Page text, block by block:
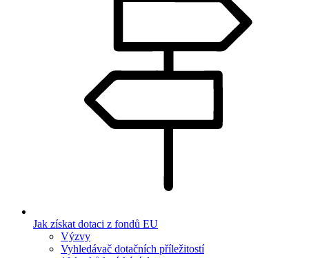
Jak získat dotaci z fondů EU
Výzvy
Vyhledávač dotačních příležitostí